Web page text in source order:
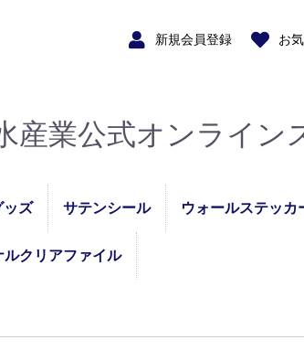
新規会員登録 お
産業公式オンライン
ッズ
ホ
ン
サテンシール
STAFFスタッフ縦
STAFFスタッフ横
PASSパス縦
PASSパス横
セミオーダー（名入
ウォールステッカ
ルクリアファイル